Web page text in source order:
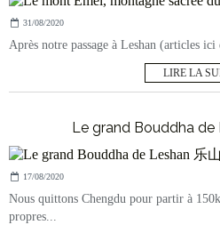
31/08/2020
Après notre passage à Leshan (articles
LIRE LA
Le grand Bouddha de
17/08/2020
Nous quittons Chengdu pour partir à
propres...